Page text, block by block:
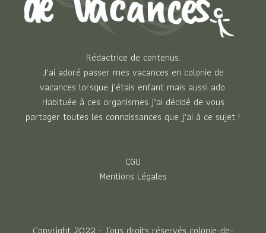
Rédactrice de contenus.
J’ai adoré passer mes vacances en colonie de
vacances lorsque j’étais enfant mais aussi ado.
Habituée à ces organismes j’ai décidé de vous
partager toutes les connaissances que j’ai à ce sujet !
CGU
Mentions Légales